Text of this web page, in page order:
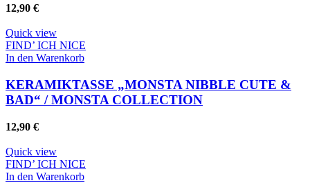
12,90 €
Quick view
FIND’ ICH NICE
In den Warenkorb
KERAMIKTASSE „MONSTA NIBBLE CUTE &
BAD“ / MONSTA COLLECTION
12,90 €
Quick view
FIND’ ICH NICE
In den Warenkorb